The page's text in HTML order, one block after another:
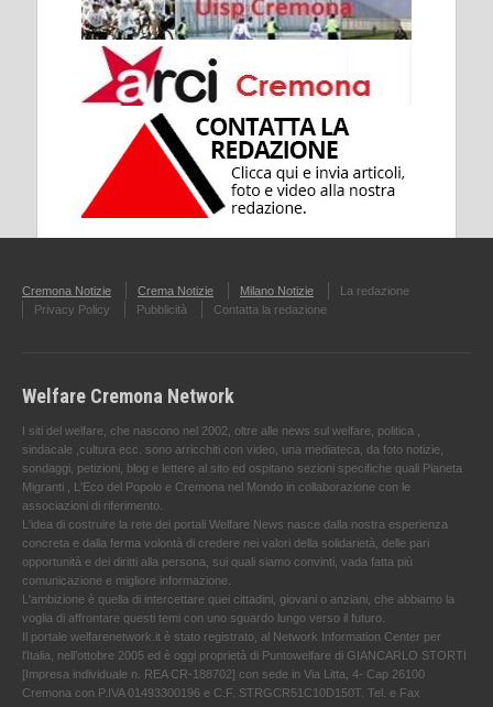
Cremona Notizie Crema Notizie Milano Notizie
La redazione
Privacy Policy
Pubblicità Contatta la redazione
Welfare Cremona Network
I siti del welfare, che nascono nel 2002, oltre alle news sul welfare, politica ,
sindacale ,cultura ecc. sono arricchiti con video, una mediateca, da foto notizie,
sondaggi, petizioni, blog e lettere al sito ed ospitano sezioni specifiche quali Pianeta
Migranti , L'Eco del Popolo e Cremona nel Mondo in collaborazione con le
associazioni di riferimento.
L'idea di costruire la rete dei portali Welfare News nasce dalla nostra esperienza
concreta e dalla ferma volontà di credere nei valori della solidarietà, delle pari
opportunità e dei diritti alla persona, sui quali siamo convinti, vada fatta più
comunicazione e migliore informazione.
L'ambizione è quella di intercettare quei cittadini, giovani o anziani, che abbiamo la
voglia di affrontare questi temi con uno sguardo lungo verso il futuro.
Il portale welfarenetwork.it è stato registrato, al Network Information Center per
l'Italia, nell’ottobre 2005 ed è oggi proprietà di Puntowelfare di GIANCARLO STORTI
[Impresa individuale n. REA CR-188702] con sede in Via Litta, 4- Cap 26100
Cremona con P.IVA 01493300196 e C.F. STRGCR51C10D150T. Tel. e Fax